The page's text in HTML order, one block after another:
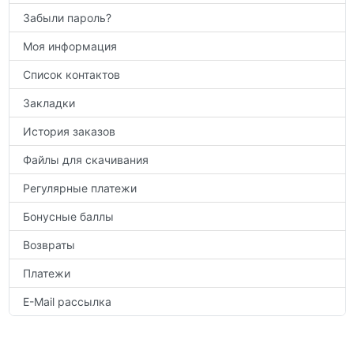
Забыли пароль?
Моя информация
Список контактов
Закладки
История заказов
Файлы для скачивания
Регулярные платежи
Бонусные баллы
Возвраты
Платежи
E-Mail рассылка